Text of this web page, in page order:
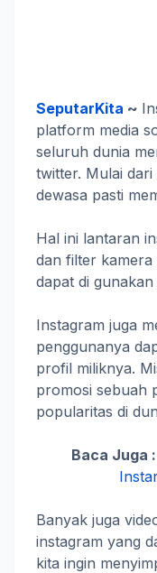
SeputarKita ~
platform media
seluruh dunia
twitter. Mulai
dewasa pasti
Hal ini lantaran
dan filter
dapat di
Instagram juga
penggunanya
profil miliknya.
promosi sebuah
popularitas di
Baca Juga :
Banyak juga
instagram yang
kita ingin